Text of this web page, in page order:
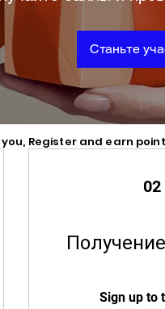
Станьте
02
Sign up to
Register and earn